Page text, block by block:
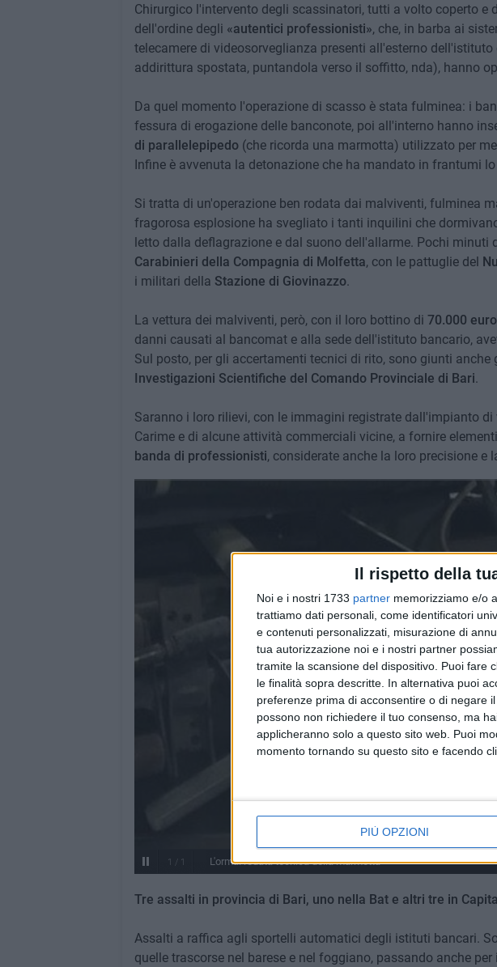
Il rispetto della
Noi e i nostri 1733 partner memorizziamo e/o
trattiamo dati personali, come identificatori
e contenuti personalizzati, misurazione di
tua autorizzazione noi e i nostri partner
tramite la scansione del dispositivo. Puoi fare
le finalità sopra descritte. In alternativa puoi
preferenze prima di acconsentire o di negare il
possono non richiedere il tuo consenso, ma
applicheranno solo a questo sito web. Puoi
momento tornando su questo sito e facendo
PIÙ OPZIONI
Chirurgico l'intervento degli scassinatori, tutti a volto coperto e
dell'ordine degli «autentici professionisti», che, in barba ai
telecamere di videosorveglianza presenti all'esterno
addirittura spostata, puntandola verso il soffitto, nda), hanno
Da quel momento l'operazione di scasso è stata fulminea: i
fessura di erogazione delle banconote, poi all'interno hanno
di parallelepipedo (che ricorda una marmotta) utilizzato per
Infine è avvenuta la detonazione che ha mandato in frantumi
Si tratta di un'operazione ben rodata dai malviventi, fulminea
fragorosa esplosione ha svegliato i tanti inquilini che
letto dalla deflagrazione e dal suono dell'allarme. Pochi minuti
Carabinieri della Compagnia di Molfetta, con le pattuglie del
i militari della Stazione di Giovinazzo.
La vettura dei malviventi, però, con il loro bottino di 70.000 euro
danni causati al bancomat e alla sede dell'istituto bancario,
Sul posto, per gli accertamenti tecnici di rito, sono giunti anche
Investigazioni Scientifiche del Comando Provinciale di Bari.
Saranno i loro rilievi, con le immagini registrate dall'impianto
Carime e di alcune attività commerciali vicine, a fornire
banda di professionisti, considerate anche la loro precisione e
1 / 1 L'ormai rodata tecnica della marmotta
Tre assalti in provincia di Bari, uno nella Bat e altri tre in
Assalti a raffica agli sportelli automatici degli istituti bancari.
quelle trascorse nel barese e nel foggiano, passando anche